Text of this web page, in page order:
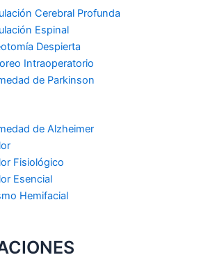
Cerebral Profunda
Espinal
Despierta
Intraoperatorio
de Parkinson
de Alzheimer
Fisiológico
Esencial
Hemifacial